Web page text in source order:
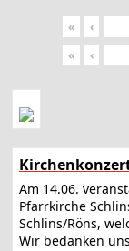
« ‹
«
‹
Am 14.06.
Pfarrkirche
Schlins/Röns,
Wir bedanken